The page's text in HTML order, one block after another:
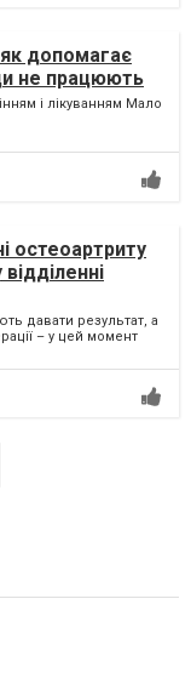
допомагає
не працюють
і лікуванням Мало
остеоартриту
давати результат, а
– у цей момент